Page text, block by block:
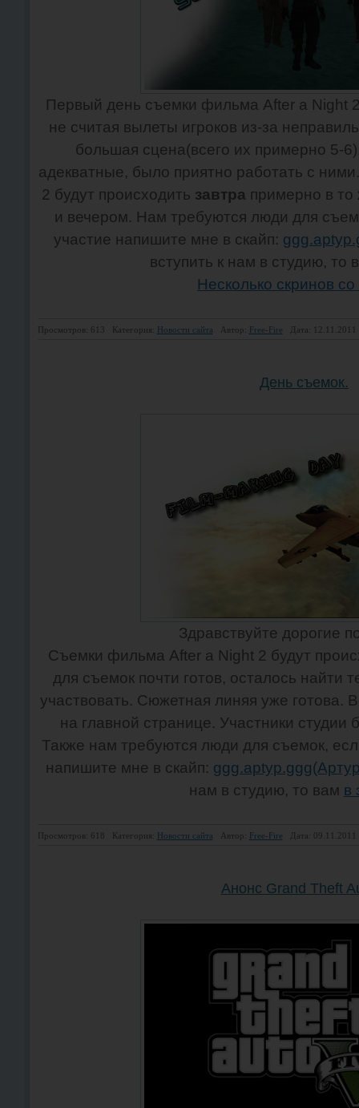
Первый день съемки фильма After a Night
не считая вылеты игроков из-за
большая сцена(всего их примерно 5-
адекватные, было приятно работать с
2 будут происходить завтра примерно в то
и вечером. Нам требуются люди для
участие напишите мне в скайп:
вступить к нам в студию, то
Несколько скринов
Просмотров: 613 Категория: Новости сайта Автор: Free-Fire Дата: 12.11.2011
День съемок.
Здравствуйте дорогие
Съемки фильма After a Night 2 будут
для съемок почти готов, осталось найти
участвовать. Сюжетная линяя уже готова.
на главной странице. Участники студии
Также нам требуются люди для съемок,
напишите мне в скайп:
нам в студию, то вам в
Просмотров: 618 Категория: Новости сайта Автор: Free-Fire Дата: 09.11.2011
Анонс Grand Theft